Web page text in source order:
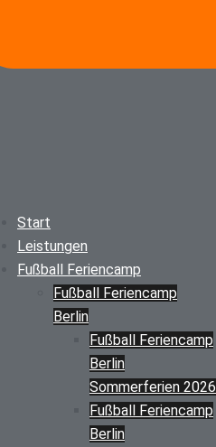
Start
Leistungen
Fußball Feriencamp
Fußball Feriencamp
Berlin
Fußball Feriencamp
Berlin
Sommerferien 2026
Fußball Feriencamp
Berlin